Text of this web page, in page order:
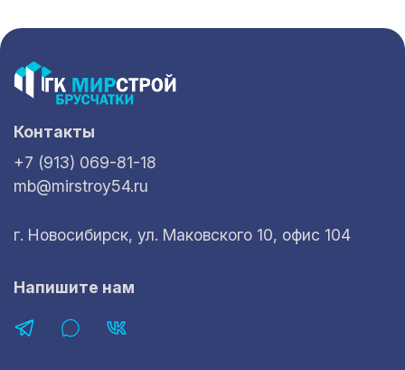
Контакты
+7 (913) 069-81-18
mb@mirstroy54.ru
г. Новосибирск, ул. Маковского 10, офис 104
Напишите нам